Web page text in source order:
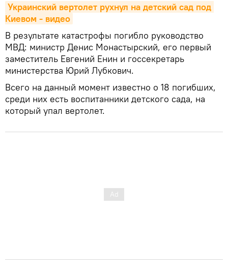
Украинский вертолет рухнул на детский сад под
Киевом - видео
В результате катастрофы погибло руководство
МВД: министр Денис Монастырский, его первый
заместитель Евгений Енин и госсекретарь
министерства Юрий Лубкович.
Всего на данный момент известно о 18 погибших,
среди них есть воспитанники детского сада, на
который упал вертолет.